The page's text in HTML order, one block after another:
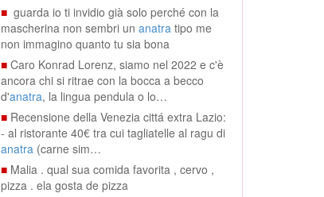
■ guarda io ti invidio già solo perché con la
mascherina non sembri un anatra tipo me
non immagino quanto tu sia bona
■ Caro Konrad Lorenz, siamo nel 2022 e c'è
ancora chi si ritrae con la bocca a becco
d'anatra, la lingua pendula o lo…
■ Recensione della Venezia cittá extra Lazio:
- al ristorante 40€ tra cui tagliatelle al ragu di
anatra (carne sim…
■ Malia . qual sua comida favorita , cervo ,
pizza . ela gosta de pizza